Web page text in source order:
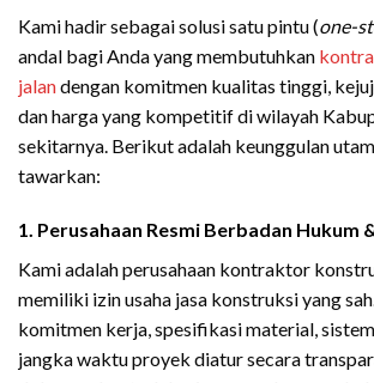
Kami hadir sebagai solusi satu pintu (one-
andal bagi Anda yang membutuhkan
jalandengan komitmen kualitas tinggi,
dan harga yang kompetitif di wilayah
sekitarnya. Berikut adalah keunggulan
tawarkan:
1. Perusahaan Resmi Berbadan Hukum
Kami adalah perusahaan kontraktor
memiliki izin usaha jasa konstruksi yang
komitmen kerja, spesifikasi material,
jangka waktu proyek diatur secara